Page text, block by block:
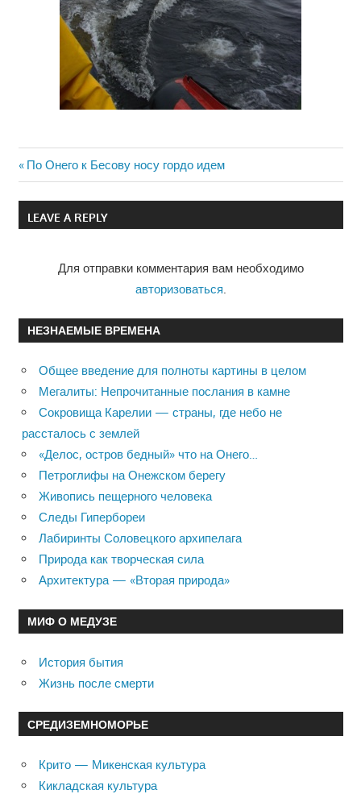
Навигация
по
Previous
Post:
По Онего к Бесову носу гордо идем
LEAVE A REPLY
Для отправки комментария вам необходимо
авторизоваться.
НЕЗНАЕМЫЕ ВРЕМЕНА
Общее введение для полноты картины в целом
Мегалиты: Непрочитанные послания в камне
Сокровища Карелии — страны, где небо не
рассталось с землей
«Делос, остров бедный» что на Онего…
Петроглифы на Онежском берегу
Живопись пещерного человека
Следы Гипербореи
Лабиринты Соловецкого архипелага
Природа как творческая сила
Архитектура — «Вторая природа»
МИФ О МЕДУЗЕ
История бытия
Жизнь после смерти
СРЕДИЗЕМНОМОРЬЕ
Крито — Микенская культура
Кикладская культура